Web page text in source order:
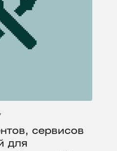
сервисов
для